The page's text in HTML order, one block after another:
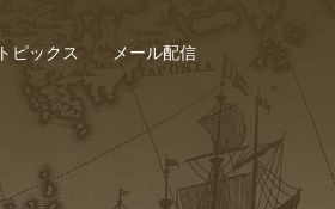
トピックス メール配信